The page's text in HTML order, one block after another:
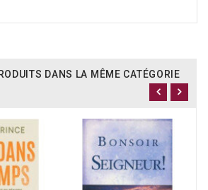
DANS LA MÊME CATÉGORIE